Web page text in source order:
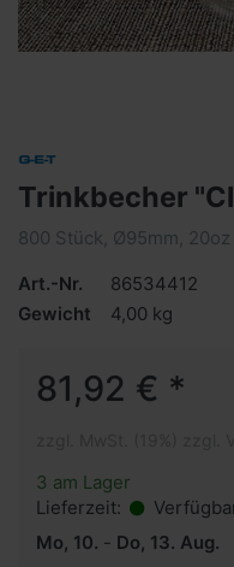
Trinkbecher
800 Stück, Ø95mm, 20oz
Art.-Nr.
86534412
Gewicht
4,00 kg
81,92 € *
3 am Lager
Lieferzeit:
Mo, 10. - Do, 13. Aug.